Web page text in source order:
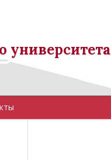
университета